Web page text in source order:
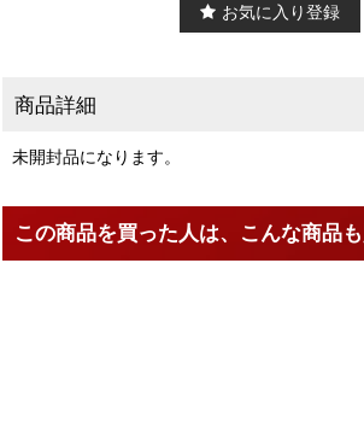
お気に入り登録
商品詳細
未開封品になります。
この商品を買った人は、こんな商品